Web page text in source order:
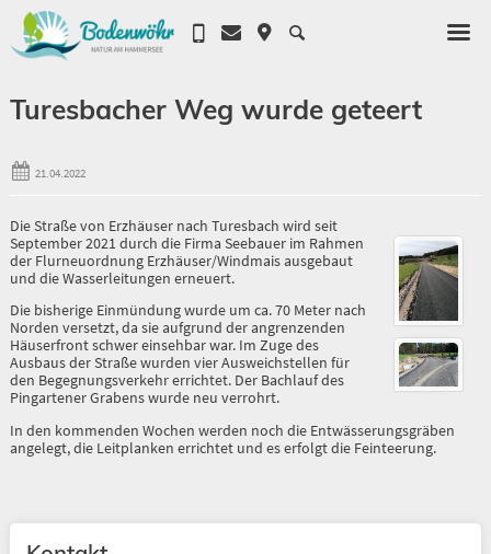
Turesbacher Weg wurde geteert
21.04.2022
Die Straße von Erzhäuser nach Turesbach wird seit
September 2021 durch die Firma Seebauer im Rahmen
der Flurneuordnung Erzhäuser/Windmais ausgebaut
und die Wasserleitungen erneuert.
Die bisherige Einmündung wurde um ca. 70 Meter nach
Norden versetzt, da sie aufgrund der angrenzenden
Häuserfront schwer einsehbar war. Im Zuge des
Ausbaus der Straße wurden vier Ausweichstellen für
den Begegnungsverkehr errichtet. Der Bachlauf des
Pingartener Grabens wurde neu verrohrt.
In den kommenden Wochen werden noch die Entwässerungsgräben
angelegt, die Leitplanken errichtet und es erfolgt die Feinteerung.